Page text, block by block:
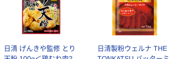
日清 げんきや監修 とり
日清製粉ウェルナ THE